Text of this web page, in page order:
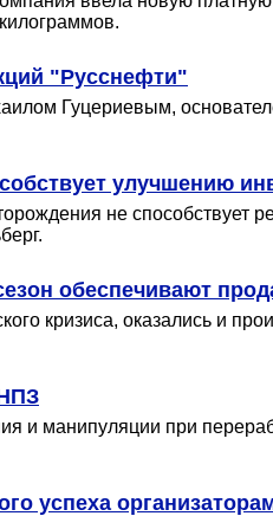
"Русснефти"
Гуцериевым,
улучшению
не
обеспечивают
кризиса, оказались и
и манипуляции при
успеха